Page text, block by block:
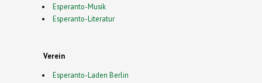
Esperanto-Musik
Esperanto-Literatur
Verein
Esperanto-Laden Berlin